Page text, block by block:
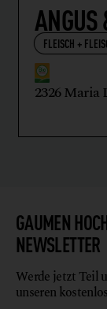
ANGUS
FLEISCH +
2326 Maria
GAUMEN
NEWSLETTER
Werde jetzt Teil
unseren